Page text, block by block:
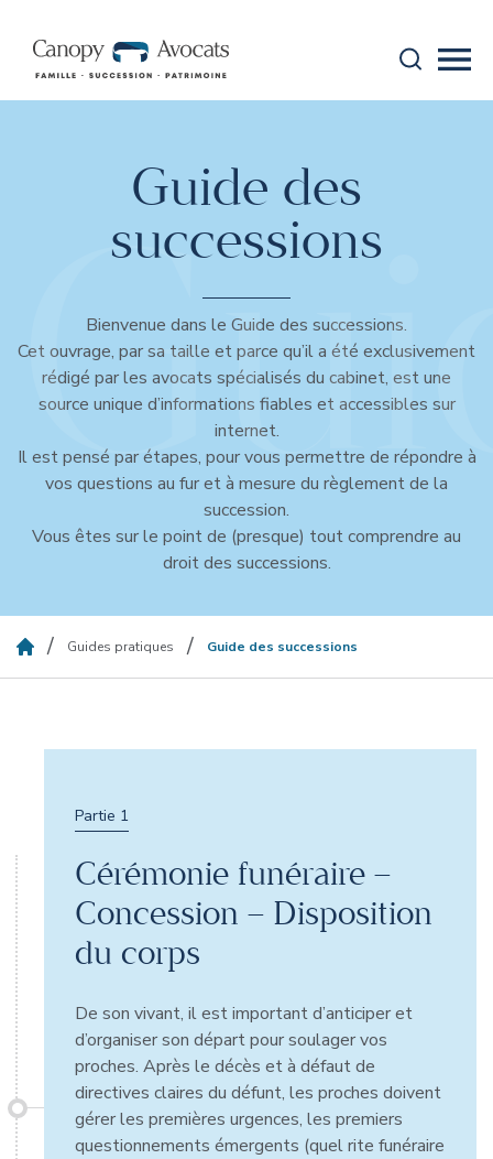
Guide des
successions
Bienvenue dans le Guide des successions.
Cet ouvrage, par sa taille et parce qu’il a été exclusivement
rédigé par les avocats spécialisés du cabinet, est une
source unique d’informations fiables et accessibles sur
internet.
Il est pensé par étapes, pour vous permettre de répondre à
vos questions au fur et à mesure du règlement de la
succession.
Vous êtes sur le point de (presque) tout comprendre au
droit des successions.
/ Guides pratiques / Guide des successions
Partie 1
Cérémonie funéraire –
Concession – Disposition
du corps
De son vivant, il est important d’anticiper et
d’organiser son départ pour soulager vos
proches. Après le décès et à défaut de
directives claires du défunt, les proches doivent
gérer les premières urgences, les premiers
questionnements émergents (quel rite funéraire